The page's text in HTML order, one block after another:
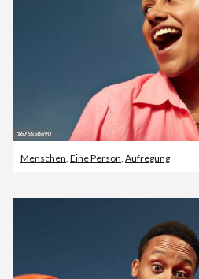
Menschen Eine Person Aufregung